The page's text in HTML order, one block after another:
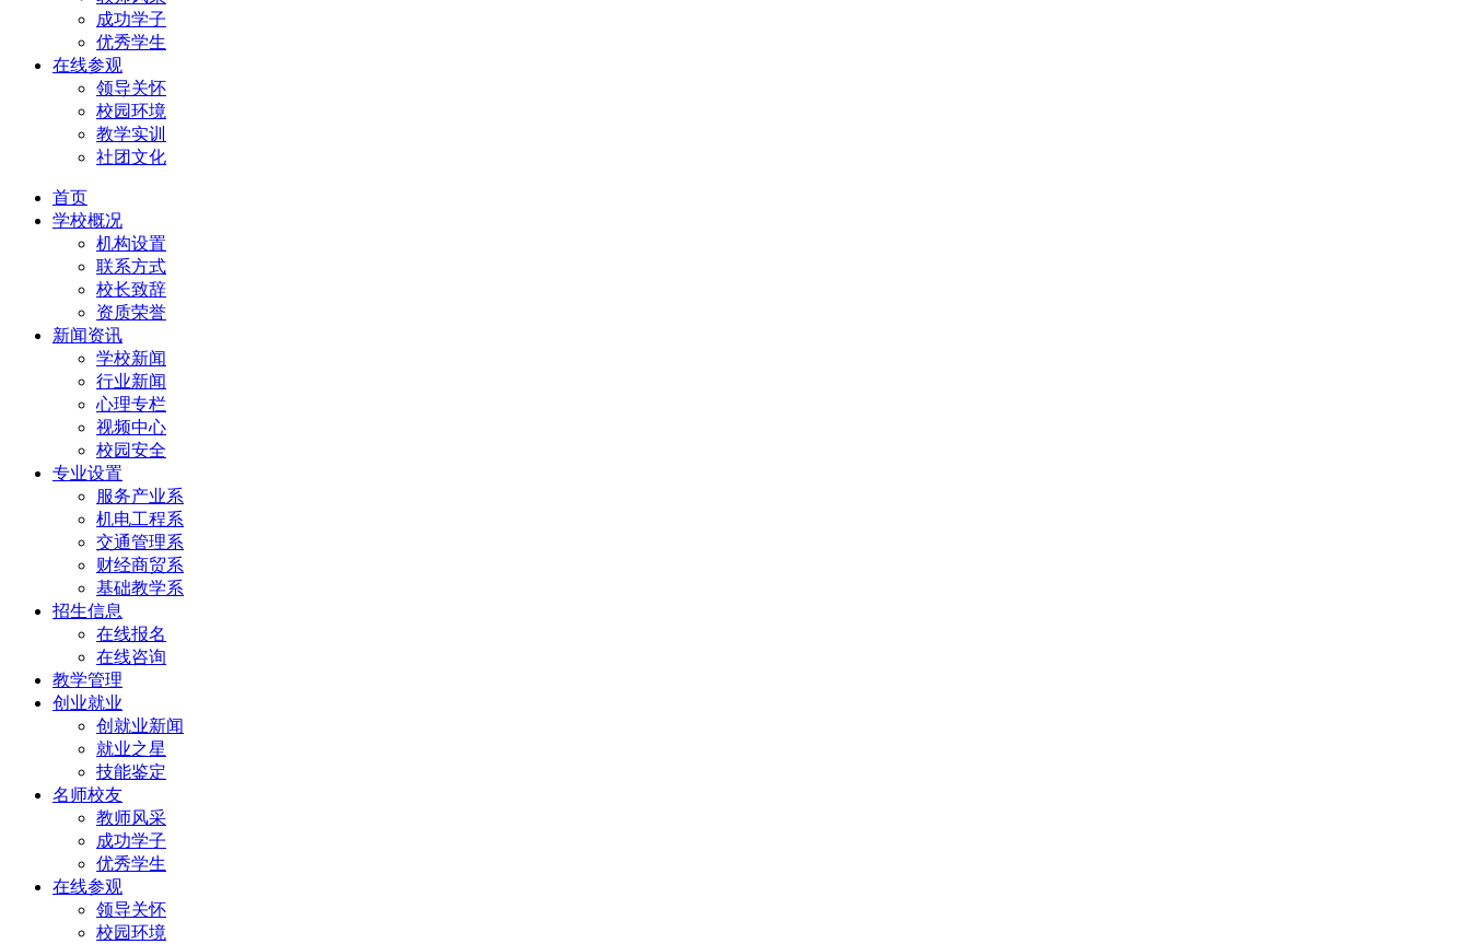
成功学子
优秀学生
在线参观
领导关怀
校园环境
教学实训
社团文化
首页
学校概况
机构设置
联系方式
校长致辞
资质荣誉
新闻资讯
学校新闻
行业新闻
心理专栏
视频中心
校园安全
专业设置
服务产业系
机电工程系
交通管理系
财经商贸系
基础教学系
招生信息
在线报名
在线咨询
教学管理
创业就业
创就业新闻
就业之星
技能鉴定
名师校友
教师风采
成功学子
优秀学生
在线参观
领导关怀
校园环境